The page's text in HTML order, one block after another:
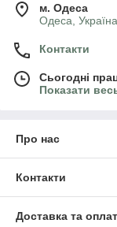
м. Одеса
Одеса, Україна
Контакти
Сьогодні
Показати
Про нас
Контакти
Доставка та